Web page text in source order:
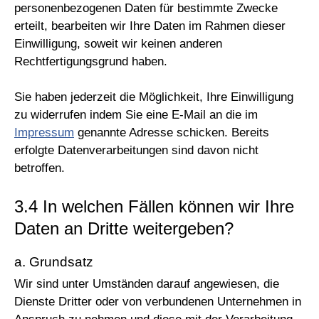
personenbezogenen Daten für bestimmte Zwecke
erteilt, bearbeiten wir Ihre Daten im Rahmen dieser
Einwilligung, soweit wir keinen anderen
Rechtfertigungsgrund haben.
Sie haben jederzeit die Möglichkeit, Ihre Einwilligung
zu widerrufen indem Sie eine E-Mail an die im
Impressum genannte Adresse schicken. Bereits
erfolgte Datenverarbeitungen sind davon nicht
betroffen.
3.4 In welchen Fällen können wir Ihre
Daten an Dritte weitergeben?
a. Grundsatz
Wir sind unter Umständen darauf angewiesen, die
Dienste Dritter oder von verbundenen Unternehmen in